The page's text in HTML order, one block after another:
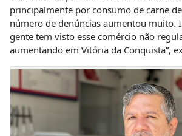
principalmente por consumo de carne
número de denúncias aumentou muito.
gente tem visto esse comércio não
aumentando em Vitória da Conquista”,